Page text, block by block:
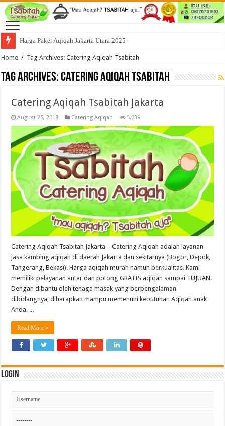
Harga Paket Aqiqah Jakarta Utara 2025
Home / Tag Archives: Catering Aqiqah Tsabitah
Tag Archives:Catering Aqiqah Tsabitah
Catering Aqiqah Tsabitah Jakarta
August 25, 2018 Catering Aqiqah 5,039
Catering Aqiqah Tsabitah Jakarta – Catering Aqiqah adalah layanan
jasa kambing aqiqah di daerah Jakarta dan sekitarnya (Bogor, Depok,
Tangerang, Bekasi). Harga aqiqah murah namun berkualitas. Kami
memiliki pelayanan antar dan potong GRATIS aqiqah sampai TUJUAN.
Dengan dibantu oleh tenaga masak yang berpengalaman
dibidangnya, diharapkan mampu memenuhi kebutuhan Aqiqah anak
Anda. ...
Read More »
Login